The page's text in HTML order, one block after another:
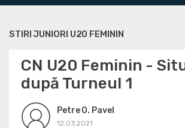
STIRI JUNIORI U20 FEMININ
CN U20 Feminin -
după Turneul 1
Petre O. Pavel
12.03.2021